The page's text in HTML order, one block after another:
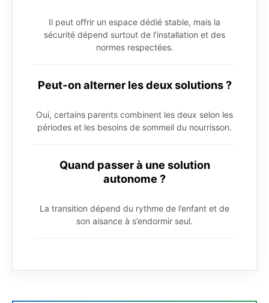
Il peut offrir un espace dédié stable, mais la
sécurité dépend surtout de l’installation et des
normes respectées.
Peut-on alterner les deux solutions ?
Oui, certains parents combinent les deux selon les
périodes et les besoins de sommeil du nourrisson.
Quand passer à une solution
autonome ?
La transition dépend du rythme de l’enfant et de
son aisance à s’endormir seul.